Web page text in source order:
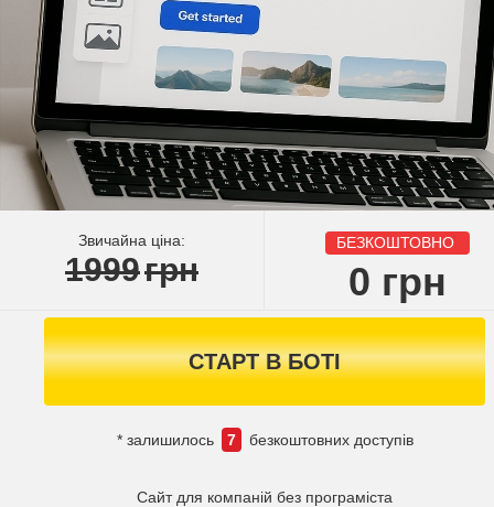
Звичайна ціна:
1999грн
БЕЗКОШТОВНО
0 грн
СТАРТ В БОТІ
* залишилось 7 безкоштовних доступів
Сайт для компаній без програміста